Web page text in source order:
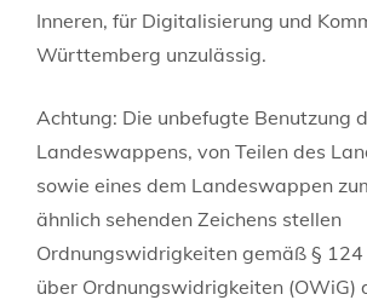
Inneren, für Digitalisierung und
Württemberg unzulässig.
Achtung: Die unbefugte Benutzung
Landeswappens, von Teilen des
sowie eines dem Landeswappen
ähnlich sehenden Zeichens stellen
Ordnungswidrigkeiten gemäß § 124
über Ordnungswidrigkeiten (OWiG)